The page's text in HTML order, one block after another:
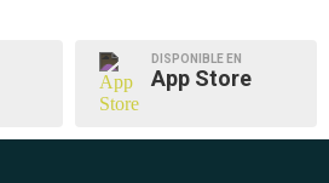
DISPONIBLE EN
App Store